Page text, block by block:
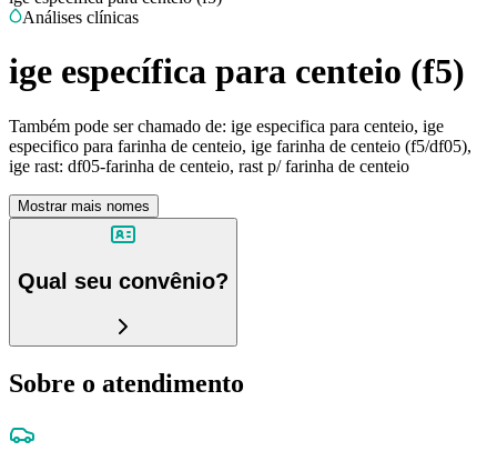
Análises clínicas
ige específica para centeio (f5)
Também pode ser chamado de: ige especifica para centeio, ige
especifico para farinha de centeio, ige farinha de centeio (f5/df05),
ige rast: df05-farinha de centeio, rast p/ farinha de centeio
Mostrar mais nomes
Qual seu convênio?
Sobre o atendimento